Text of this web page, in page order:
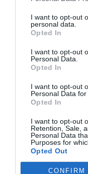
I want to opt-out
personal data.
Opted In
I want to opt-out
Personal Data.
Opted In
I want to opt-out
Personal Data for
Opted In
I want to opt-out
Retention, Sale,
Personal Data
Purposes for
Opted Out
CONFIRM
situación actual
27,3% confía en
cuanto al empleo,
el 84,8% de las
plantilla actual, un
6,1% considera
AñadirVIA
de Google
Mantente
ACTIVAR AHORA